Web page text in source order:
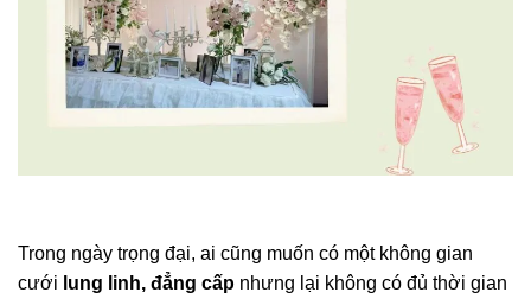
Trong ngày trọng đại, ai cũng muốn có một không gian
cưới lung linh, đẳng cấp nhưng lại không có đủ thời gian